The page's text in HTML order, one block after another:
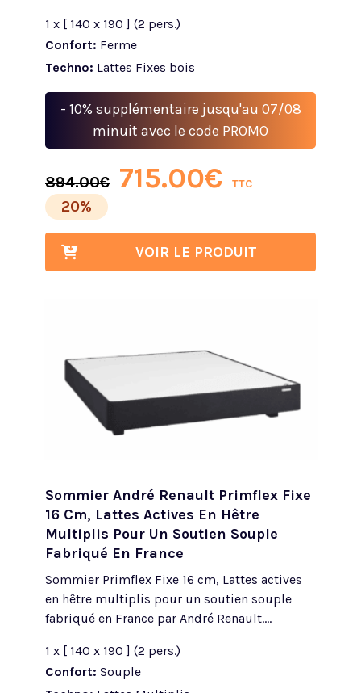
1 x [ 140 x 190 ] (2 pers.)
Confort: Ferme
Techno: Lattes Fixes bois
- 10% supplémentaire jusqu'au 07/08
minuit avec le code PROMO
894.00€ 715.00€ TTC
20%
VOIR LE PRODUIT
Sommier André Renault Primflex Fixe
16 Cm, Lattes Actives En Hêtre
Multiplis Pour Un Soutien Souple
Fabriqué En France
Sommier Primflex Fixe 16 cm, Lattes actives
en hêtre multiplis pour un soutien souple
fabriqué en France par André Renault....
1 x [ 140 x 190 ] (2 pers.)
Confort: Souple